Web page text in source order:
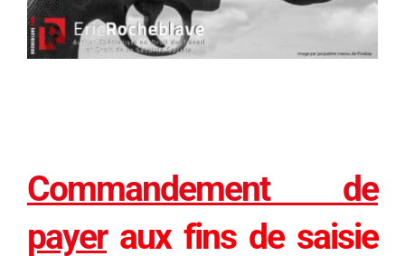
Commandement de
payeraux fins de saisie